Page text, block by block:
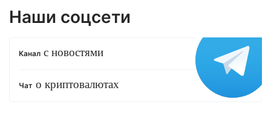
Наши соцсети
Канал с новостями
Чат о криптовалютах